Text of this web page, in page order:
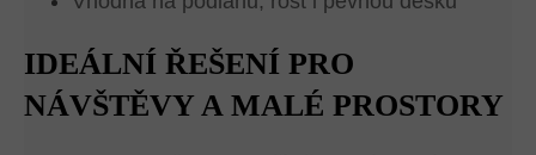
IDEÁLNÍ ŘEŠENÍ PRO
NÁVŠTĚVY A MALÉ PROSTORY